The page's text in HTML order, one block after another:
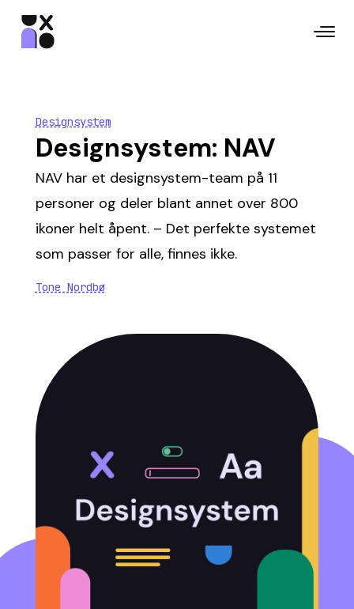
Designsystem
Designsystem: NAV
NAV har et designsystem-team på 11
personer og deler blant annet over 800
ikoner helt åpent. – Det perfekte systemet
som passer for alle, finnes ikke.
Tone Nordbø